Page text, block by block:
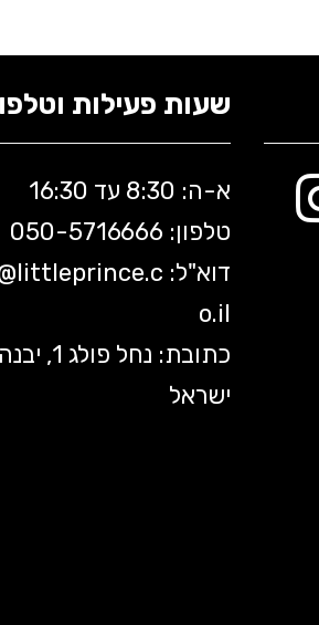
שעות פעילות
א-ה: 8:30 עד 16:30
טלפון: 050-5 716666
דוא"ל: littleprince.c
o.il
כתובת: נחל פולג 1,
ישראל